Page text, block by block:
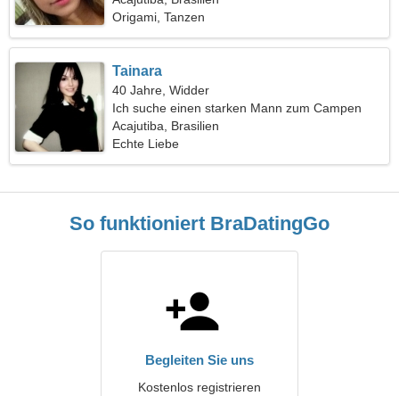
Origami, Tanzen
Tainara
40 Jahre, Widder
Ich suche einen starken Mann zum Campen
Acajutiba, Brasilien
Echte Liebe
So funktioniert BraDatingGo
Begleiten Sie uns
Kostenlos registrieren